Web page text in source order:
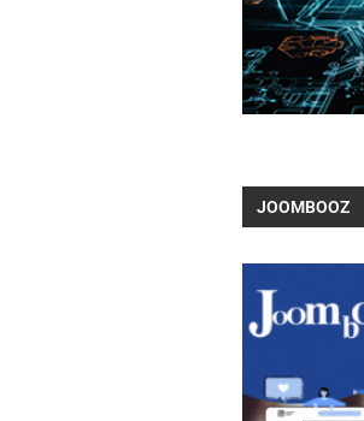
JOOMBOOZ